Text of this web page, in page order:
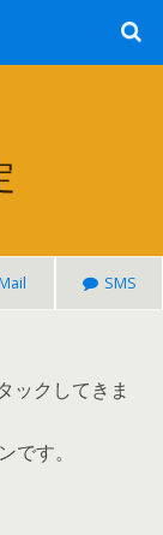
SMS
ックしてきま
です。